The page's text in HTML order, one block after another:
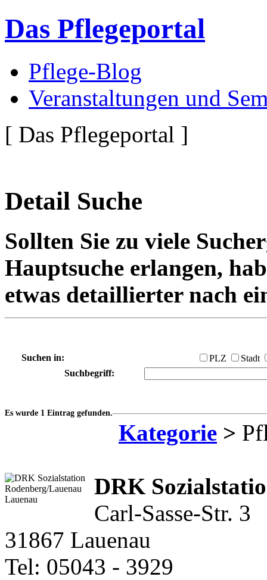
Das Pflegeportal
Pflege-Blog
Veranstaltungen und
[ Das Pflegeportal ]
Detail Suche
Sollten Sie zu viele
Hauptsuche erlangen,
etwas detaillierter nach
Suchen in: PLZ
Stadt
Suchbegriff:
Es wurde 1 Eintrag gefunden.
Kategorie >
DRK
Carl-Sasse-Str. 3
31867 Lauenau
Tel: 05043 - 3929